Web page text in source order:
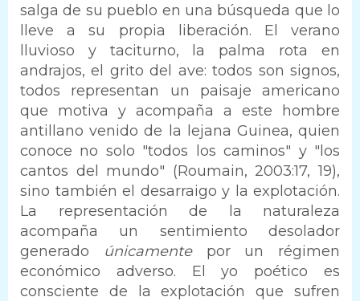
salga de su pueblo en una búsqueda que lo
lleve a su propia liberación. El verano
lluvioso y taciturno, la palma rota en
andrajos, el grito del ave: todos son signos,
todos representan un paisaje americano
que motiva y acompaña a este hombre
antillano venido de la lejana Guinea, quien
conoce no solo "todos los caminos" y "los
cantos del mundo" (Roumain, 2003:17, 19),
sino también el desarraigo y la explotación.
La representación de la naturaleza
acompaña un sentimiento desolador
generado
únicamentepor un régimen
económico adverso. El yo poético es
consciente de la explotación que sufren